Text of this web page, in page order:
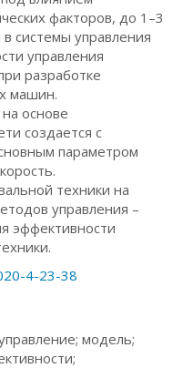
факторов, до 1–3
системы управления
управления
разработке
машин.
основе
создается с
параметром
техники на
управления –
эффективности
4-23-38
модель;